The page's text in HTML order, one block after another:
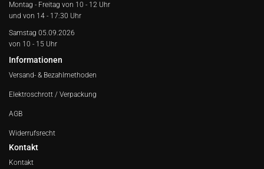
Montag - Freitag von 10 - 12 Uhr
und von 14 - 17:30 Uhr
Samstag 05.09.2026
von 10 - 15 Uhr
Informationen
Versand- & Bezahlmethoden
Elektroschrott / Verpackung
AGB
Widerrufsrecht
Kontakt
Kontakt